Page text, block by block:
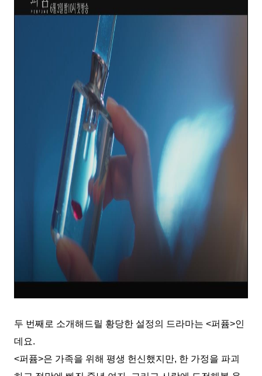
두 번째로 소개해드릴 황당한 설정의 드라마는 <퍼퓸>인
데요.
<퍼퓸>은 가족을 위해 평생 헌신했지만, 한 가정을 파괴